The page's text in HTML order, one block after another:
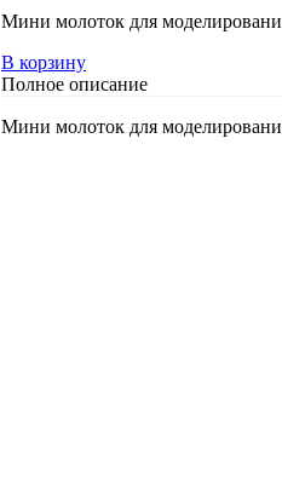
Мини молоток для
В корзину
Полное описание
Мини молоток для